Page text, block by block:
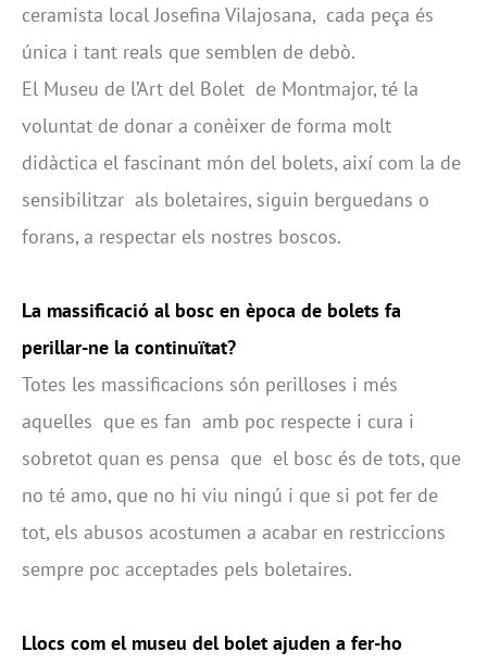
ceramista local Josefina Vilajosana, cada peça és
única i tant reals que semblen de debò.
El Museu de l’Art del Bolet de Montmajor, té la
voluntat de donar a conèixer de forma molt
didàctica el fascinant món del bolets, així com la de
sensibilitzar als boletaires, siguin berguedans o
forans, a respectar els nostres boscos.
La massificació al bosc en època de bolets fa
perillar-ne la continuïtat?
Totes les massificacions són perilloses i més
aquelles que es fan amb poc respecte i cura i
sobretot quan es pensa que el bosc és de tots, que
no té amo, que no hi viu ningú i que si pot fer de
tot, els abusos acostumen a acabar en restriccions
sempre poc acceptades pels boletaires.
Llocs com el museu del bolet ajuden a fer-ho